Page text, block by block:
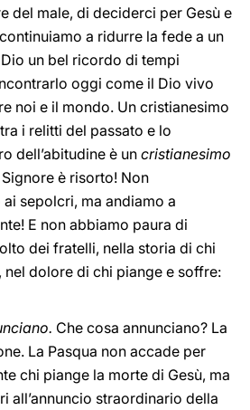
del male, di deciderci per Gesù e
a ridurre la fede a un
un bel ricordo di tempi
oggi come il Dio vivo
noi e il mondo. Un cristianesimo
i relitti del passato e lo
dell’abitudine è un cristianesimo
Signore è risorto! Non
sepolcri, ma andiamo a
E non abbiamo paura di
dei fratelli, nella storia di chi
nel dolore di chi piange e soffre:
Che cosa annunciano? La
La Pasqua non accade per
chi piange la morte di Gesù, ma
all’annuncio straordinario della